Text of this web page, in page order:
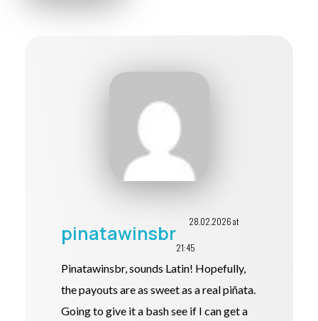
pinatawinsbr 28.02.2026 at
21:45
Pinatawinsbr, sounds Latin! Hopefully,
the payouts are as sweet as a real piñata.
Going to give it a bash see if I can get a